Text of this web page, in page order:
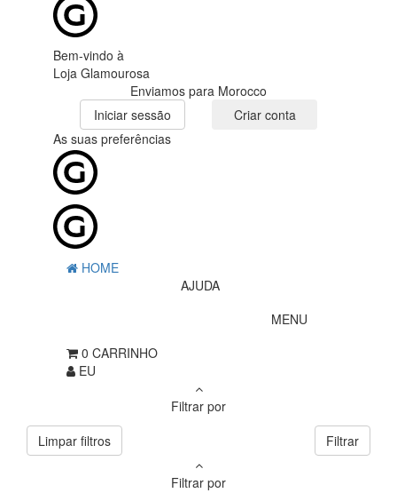
Bem-vindo à
Loja Glamourosa
Enviamos para Morocco
Iniciar sessão
Criar conta
As suas preferências
HOME
AJUDA
MENU
0 CARRINHO
EU
Filtrar por
Limpar filtros
Filtrar
Filtrar por